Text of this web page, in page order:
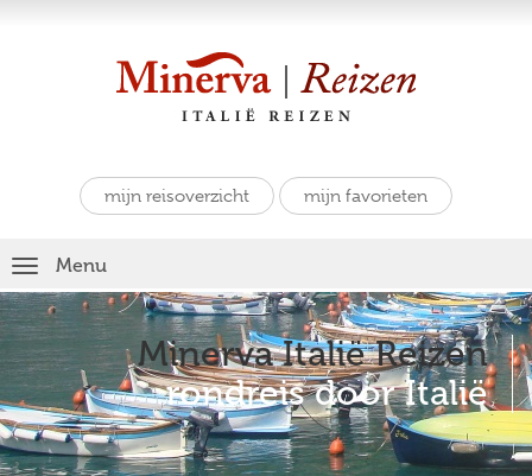
mijn reisoverzicht mijn favorieten
Toggle
navigation
Menu
Minerva Italië Reizen
rondreis door Italië